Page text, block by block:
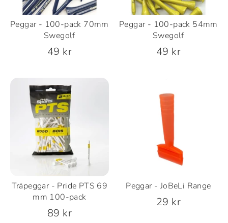
Peggar - 100-pack 70mm
Swegolf
49 kr
Peggar - 100-pack 54mm
Swegolf
49 kr
Träpeggar - Pride PTS 69
mm 100-pack
89 kr
Peggar - JoBeLi Range
29 kr